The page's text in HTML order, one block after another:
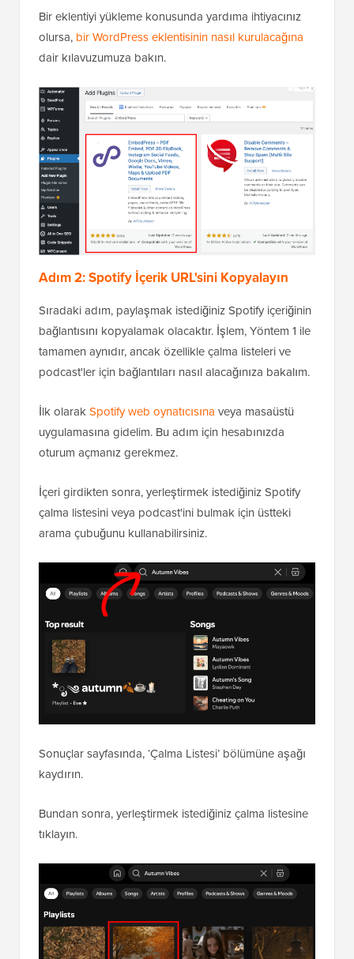
Bir eklentiyi yükleme konusunda yardıma ihtiyacınız
olursa, bir WordPress eklentisinin nasıl kurulacağına
dair kılavuzumuza bakın.
Adım 2: Spotify İçerik URL'sini Kopyalayın
Sıradaki adım, paylaşmak istediğiniz Spotify içeriğinin
bağlantısını kopyalamak olacaktır. İşlem, Yöntem 1 ile
tamamen aynıdır, ancak özellikle çalma listeleri ve
podcast'ler için bağlantıları nasıl alacağınıza bakalım.
İlk olarakSpotify web oynatıcısına veya masaüstü
uygulamasına gidelim. Bu adım için hesabınızda
oturum açmanız gerekmez.
İçeri girdikten sonra, yerleştirmek istediğiniz Spotify
çalma listesini veya podcast'ini bulmak için üstteki
arama çubuğunu kullanabilirsiniz.
Sonuçlar sayfasında, ‘Çalma Listesi’ bölümüne aşağı
kaydırın.
Bundan sonra, yerleştirmek istediğiniz çalma listesine
tıklayın.